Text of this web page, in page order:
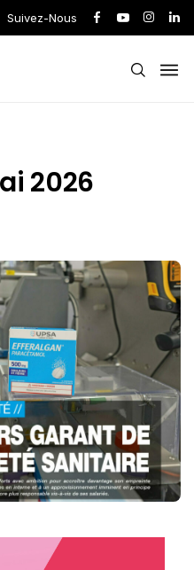
Suivez-Nous
2026